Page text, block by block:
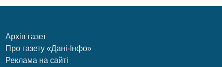
Архів газет
Про газету «Дані-Інфо»
Реклама на сайті